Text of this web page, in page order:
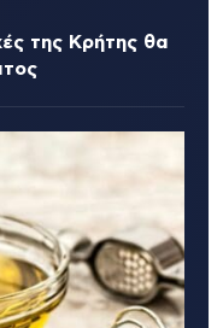
της Κρήτης θα